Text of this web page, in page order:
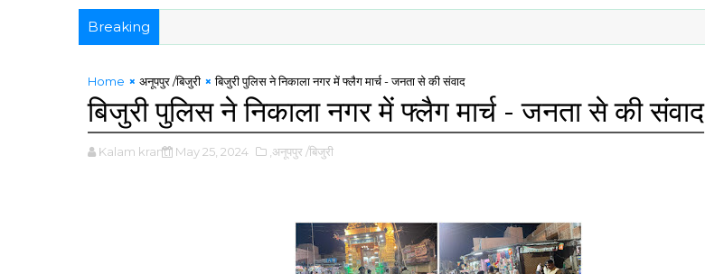
Breaking
Home अनूपपुर /बिजुरी बिजुरी पुलिस ने निकाला नगर में फ्लैग मार्च - जनता से की संवाद
बिजुरी पुलिस ने निकाला नगर में फ्लैग मार्च - जनता से की संवाद
Kalam kranti May 25, 2024 ,अनूपपुर /बिजुरी